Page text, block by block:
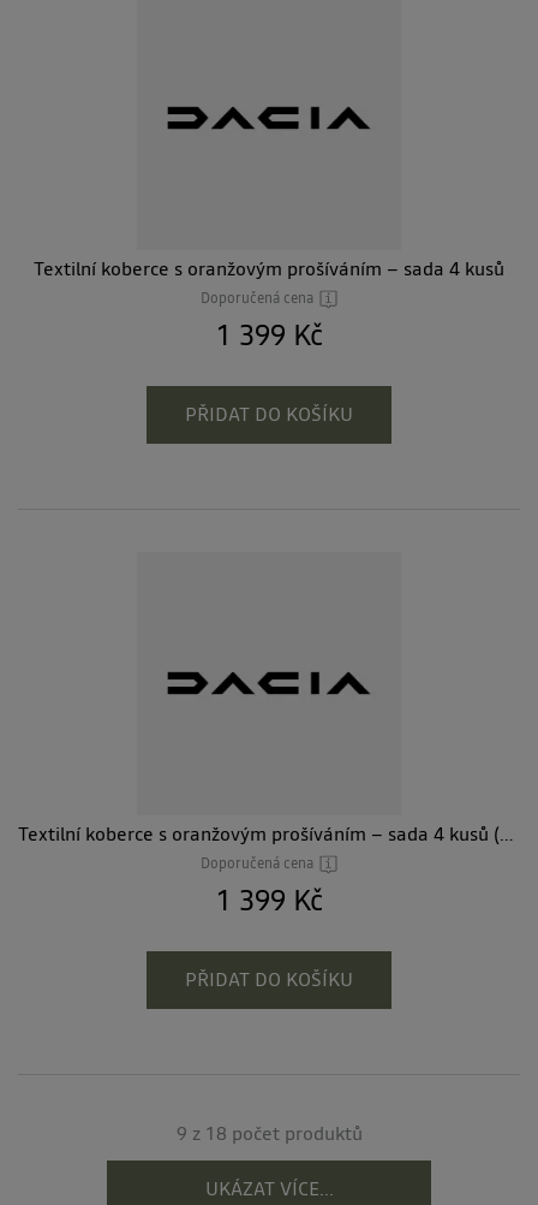
Textilní koberce s oranžovým prošíváním – sada 4 kusů
Doporučená cena
1 399 Kč
PŘIDAT DO KOŠÍKU
Textilní koberce s oranžovým prošíváním – sada 4 kusů (TCe 130)
Doporučená cena
1 399 Kč
PŘIDAT DO KOŠÍKU
9 z 18 počet produktů
UKÁZAT VÍCE...